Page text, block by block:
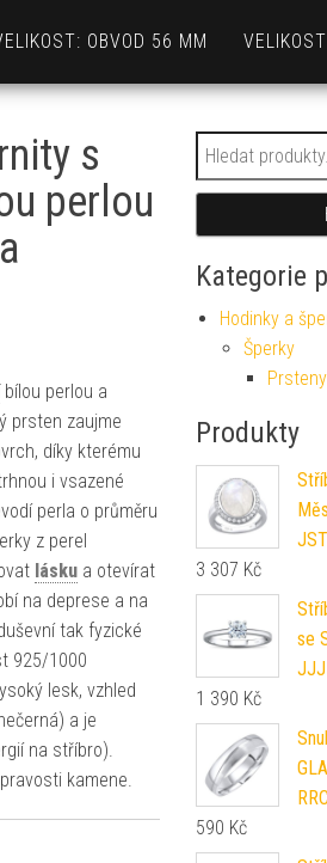
OBVOD 56 MM
s
perlou
bílou perlou a
prsten zaujme
díky kterému
i vsazené
perla o průměru
z perel
láskua otevírat
na deprese a na
tak fyzické
925/1000
lesk, vzhled
a je
na stříbro).
kamene.
Hledat:
Kategorie
Hodinky a
Šperky
Prsteny
Produkty
3 307 Kč
se
1 390 Kč
590 Kč